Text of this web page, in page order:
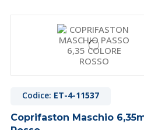
Codice: ET-4-11537
Coprifaston Maschio